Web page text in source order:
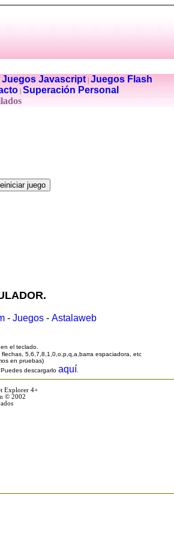
Juegos Javascript| Juegos Flash
Superación Personal
- Juegos - Astalaweb
el teclado.
5,6,7,8,1,0,o,p,q,a,barra espaciadora, etc
en pruebas)
. Puedes descargarlo aquí
Explorer 4+
© 2002